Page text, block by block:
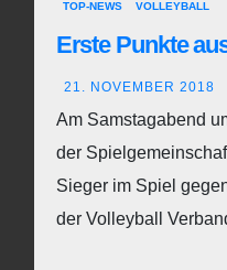
TOP-NEWS VOLLEYBALL
Erste Punkte
21. NOVEMBER 2018
Am Samstagabend
der
Sieger im Spiel
der Volleyball